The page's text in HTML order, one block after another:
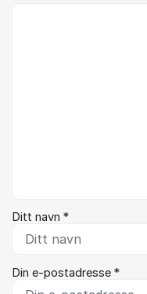
Ditt navn *
Din e-postadresse *